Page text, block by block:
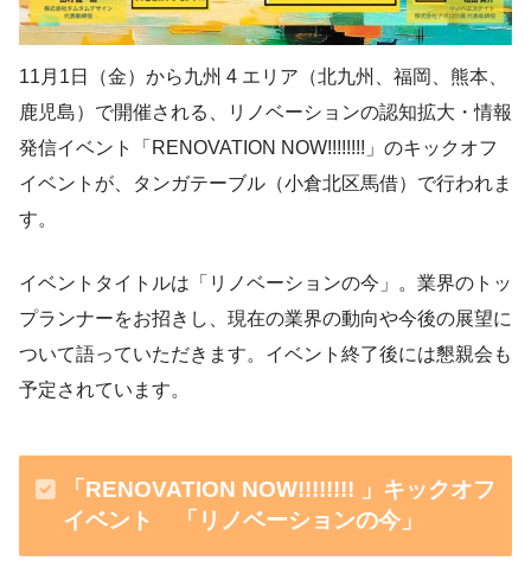
11月1日（金）から九州 4 エリア（北九州、福岡、熊本、
鹿児島）で開催される、リノベーションの認知拡大・情報
発信イベント「RENOVATION NOW!!!!!!!!」のキックオフ
イベントが、タンガテーブル（小倉北区馬借）で行われま
す。
イベントタイトルは「リノベーションの今」。業界のトッ
プランナーをお招きし、現在の業界の動向や今後の展望に
ついて語っていただきます。イベント終了後には懇親会も
予定されています。
「RENOVATION NOW!!!!!!!! 」キックオフ
イベント 「リノベーションの今」